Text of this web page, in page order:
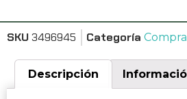
SKU 3496945 Categoría
Descripción